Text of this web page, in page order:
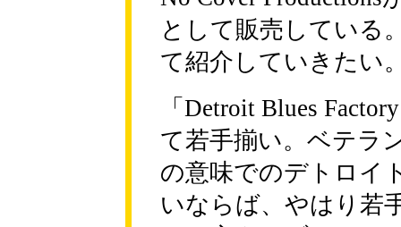
として販売している
て紹介していきたい
「Detroit Blues
て若手揃い。ベテラ
の意味でのデトロイ
いならば、やはり若